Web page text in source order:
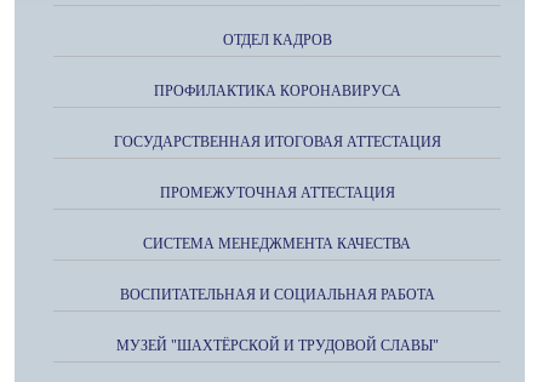
ОТДЕЛ КАДРОВ
ПРОФИЛАКТИКА КОРОНАВИРУСА
ГОСУДАРСТВЕННАЯ ИТОГОВАЯ АТТЕСТАЦИЯ
ПРОМЕЖУТОЧНАЯ АТТЕСТАЦИЯ
СИСТЕМА МЕНЕДЖМЕНТА КАЧЕСТВА
ВОСПИТАТЕЛЬНАЯ И СОЦИАЛЬНАЯ РАБОТА
МУЗЕЙ "ШАХТЁРСКОЙ И ТРУДОВОЙ СЛАВЫ"